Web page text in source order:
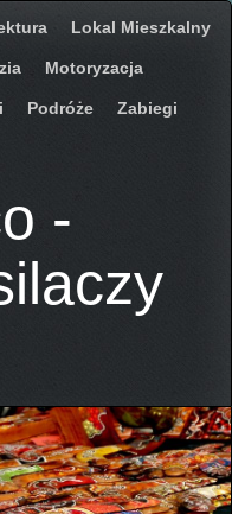
Lokal Mieszkalny
Motoryzacja
Podróże Zabiegi
-